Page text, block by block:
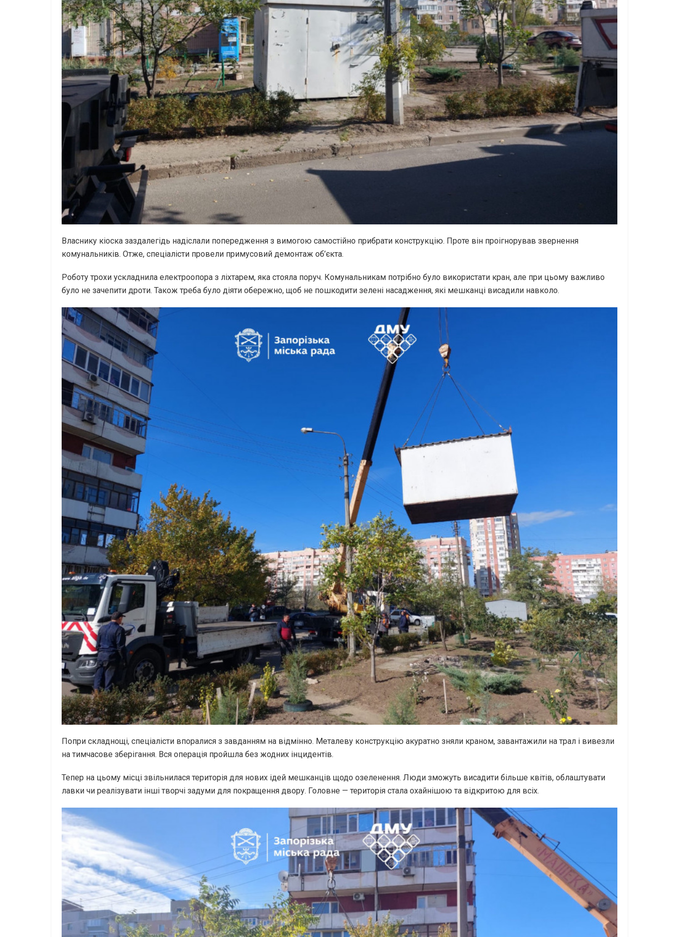
Власнику кіоска заздалегідь надіслали попередження з вимогою самостійно прибрати конструкцію. Проте він проігнорував звернення
комунальників. Отже, спеціалісти провели примусовий демонтаж об’єкта.
Роботу трохи ускладнила електроопора з ліхтарем, яка стояла поруч. Комунальникам потрібно було використати кран, але при цьому важливо
було не зачепити дроти. Також треба було діяти обережно, щоб не пошкодити зелені насадження, які мешканці висадили навколо.
Попри складнощі, спеціалісти впоралися з завданням на відмінно. Металеву конструкцію акуратно зняли краном, завантажили на трал і вивезли
на тимчасове зберігання. Вся операція пройшла без жодних інцидентів.
Тепер на цьому місці звільнилася територія для нових ідей мешканців щодо озеленення. Люди зможуть висадити більше квітів, облаштувати
лавки чи реалізувати інші творчі задуми для покращення двору. Головне — територія стала охайнішою та відкритою для всіх.